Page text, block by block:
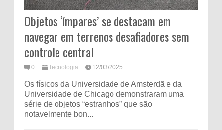
Objetos ‘ímpares’ se destacam em
navegar em terrenos desafiadores sem
controle central
0 Tecnologia 12/03/2025
Os físicos da Universidade de Amsterdã e da
Universidade de Chicago demonstraram uma
série de objetos “estranhos” que são
notavelmente bon...